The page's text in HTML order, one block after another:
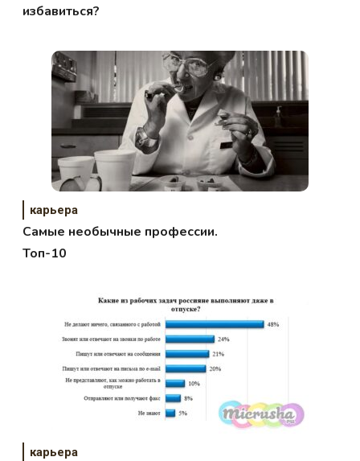
избавиться?
карьера
Самые необычные профессии.
Топ-10
карьера